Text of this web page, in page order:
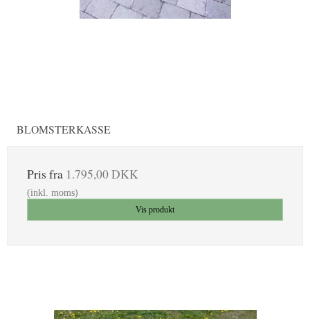
BLOMSTERKASSE
Pris fra 1.795,00 DKK
(inkl. moms)
Vis produkt